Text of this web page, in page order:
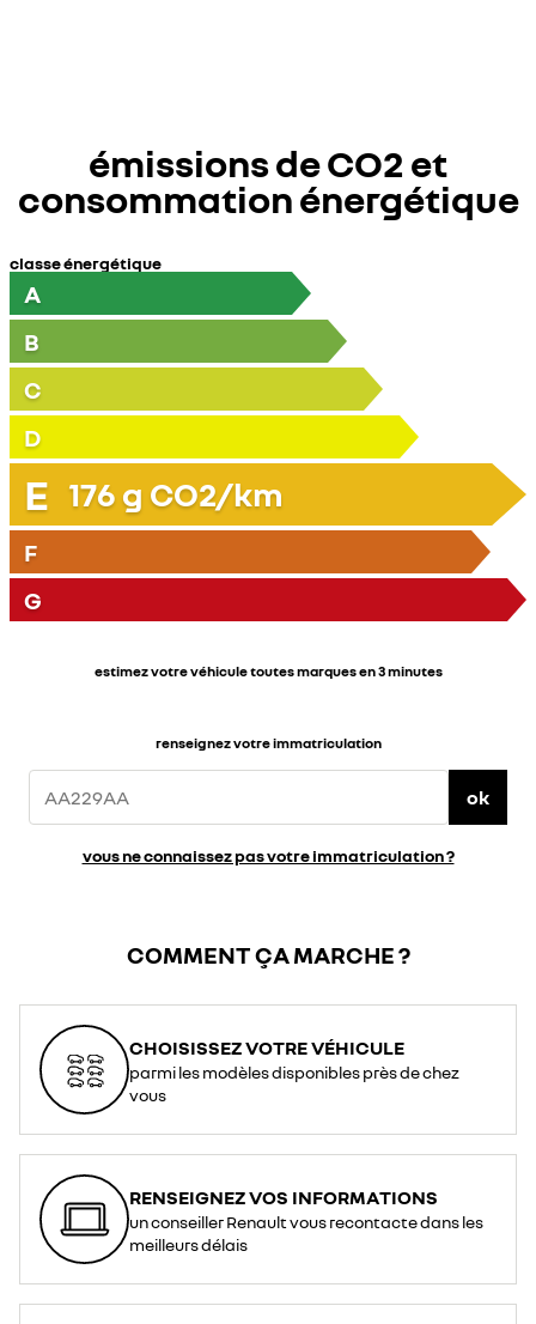
émissions de CO2 et
consommation énergétique
classe énergétique
A
B
C
D
E 176 g CO2/km
F
G
estimez votre véhicule toutes marques en 3 minutes
renseignez votre immatriculation
ok
vous ne connaissez pas votre immatriculation ?
COMMENT ÇA MARCHE ?
CHOISISSEZ VOTRE VÉHICULE
parmi les modèles disponibles près de chez
vous
RENSEIGNEZ VOS INFORMATIONS
un conseiller Renault vous recontacte dans les
meilleurs délais